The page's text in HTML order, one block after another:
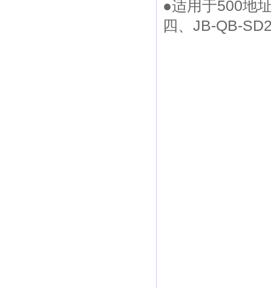
●适用于500地
四、JB-QB-